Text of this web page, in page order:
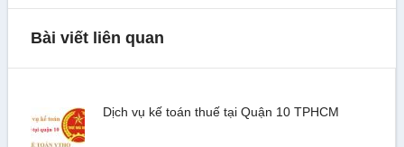
Bài viết liên quan
Dịch vụ kế toán thuế tại Quận 10 TPHCM